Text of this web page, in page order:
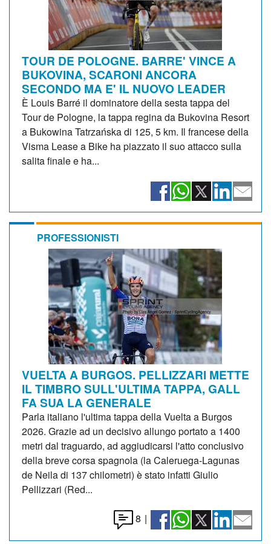
TOUR DE POLOGNE. BARRE' VINCE A
BUKOVINA, SCARONI ANCORA
SECONDO MA E' IL NUOVO LEADER
È Louis Barré il dominatore della sesta tappa del
Tour de Pologne, la tappa regina da Bukovina Resort
a Bukowina Tatrzańska di 125, 5 km. Il francese della
Visma Lease a Bike ha piazzato il suo attacco sulla
salita finale e ha...
PROFESSIONISTI
VUELTA A BURGOS. PELLIZZARI METTE
IL TIMBRO SULL'ULTIMA TAPPA, GALL
FA SUA LA GENERALE
Parla italiano l'ultima tappa della Vuelta a Burgos
2026. Grazie ad un decisivo allungo portato a 1400
metri dal traguardo, ad aggiudicarsi l'atto conclusivo
della breve corsa spagnola (la Caleruega-Lagunas
de Neila di 137 chilometri) è stato infatti Giulio
Pellizzari (Red...
8 |